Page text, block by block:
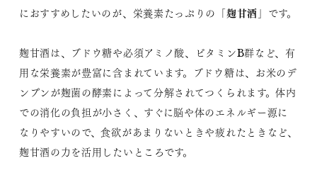
におすすめしたいのが、栄養素たっぷりの「麹甘酒 」です。
麹甘酒は、ブドウ糖や必須アミノ酸、ビタミンB群など、有
用な栄養素が豊富に含まれています。ブドウ糖は、お米のデ
ンプンが麹菌の酵素によって分解されてつくられます。体内
での消化の負担が小さく、すぐに脳や体のエネルギー源に
なりやすいので、食欲があまりないときや疲れたときなど、
麹甘酒の力を活用したいところです。